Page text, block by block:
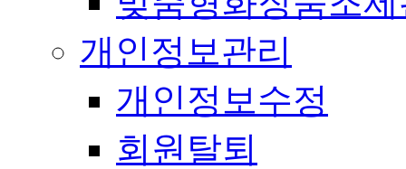
개인정보관리
개인정보수정
회원탈퇴